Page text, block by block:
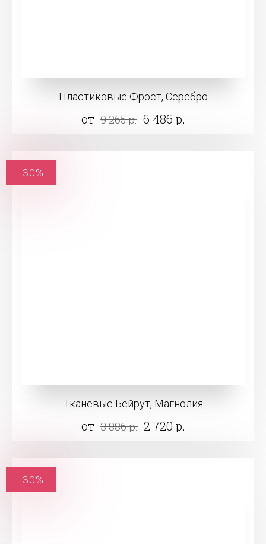
Пластиковые Фрост, Серебро
от 9 265 р. 6 486 р.
Тканевые Бейрут, Магнолия
от 3 886 р. 2 720 р.
-30%
-30%